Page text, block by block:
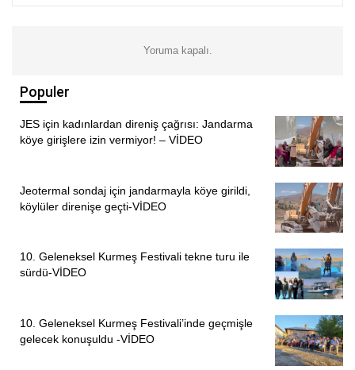
olmamalıdır.
Gerçek adaletin sağlanması için Adalet ve İçişleri
Bakanlıkları başta olmak üzere tüm yetkililere çağrımızdır.
Dosyanın başka bir yere taşınması için çaba gösterenlere
yaratacaktır. Bu hataya asla düşülmemelidir.”
Yoruma kapalı.
Populer
JES için kadınlardan direniş çağrısı: Jandarma
köye girişlere izin vermiyor! – VİDEO
Jeotermal sondaj için jandarmayla köye girildi,
köylüler direnişe geçti-VİDEO
10. Geleneksel Kurmeş Festivali tekne turu ile
sürdü-VİDEO
10. Geleneksel Kurmeş Festivali’inde geçmişle
gelecek konuşuldu -VİDEO